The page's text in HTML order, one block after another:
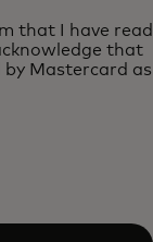
that I have read
that
Mastercard as